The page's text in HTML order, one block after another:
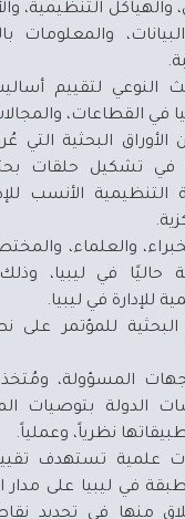
والهياكل التنظيمية،
والمعلومات
النوعي لتقييم أساليب
في القطاعات،
الأوراق البحثية التي
في تشكيل حلقات
التنظيمية الأنسب
والعلماء،
حاليًا في ليبيا،
للإدارة في ليبيا.
البحثية للمؤتمر
المسؤولة،
الدولة بتوصيات
نظرياً، وعملياً.
علمية تستهدف
في ليبيا على مدار
منها في تحديد